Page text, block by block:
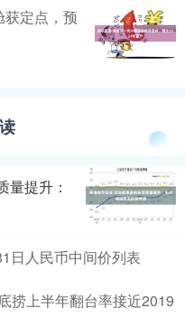
获定点，预
量提升：
日人民币中间价列表
捞上半年翻台率接近2019